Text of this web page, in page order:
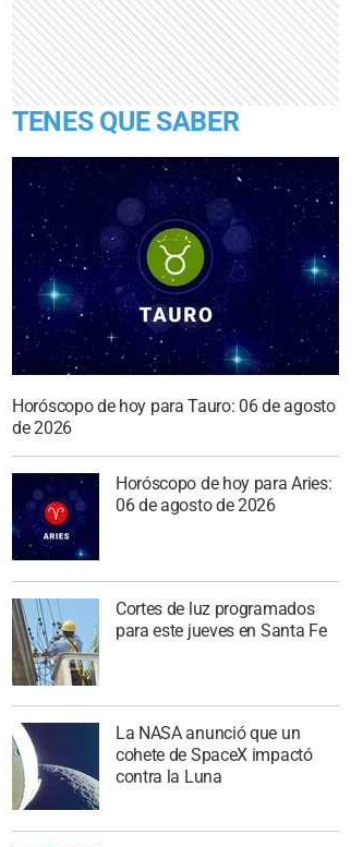
TENES QUE SABER
Horóscopo de hoy para Tauro: 06 de agosto
de 2026
Horóscopo de hoy para Aries:
06 de agosto de 2026
Cortes de luz programados
para este jueves en Santa Fe
La NASA anunció que un
cohete de SpaceX impactó
contra la Luna